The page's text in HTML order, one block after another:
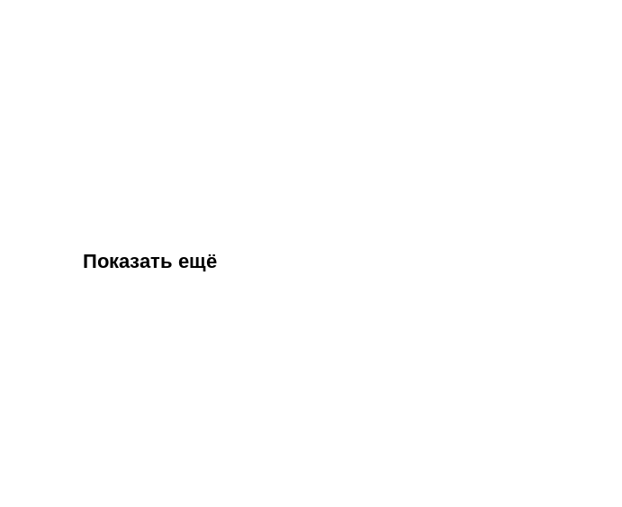
Показать ещё